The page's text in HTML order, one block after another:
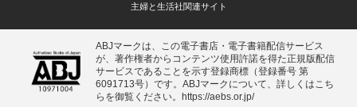
主婦と生活社関連サイト
ABJマークは、この電子書店・電子書籍配信サービス
が、著作権者からコンテンツ使用許諾を得た正規版配信
サービスであることを示す登録商標（登録番号 第
6091713号）です。ABJマークについて、詳しくはこち
らを御覧ください。
https://aebs.or.jp/